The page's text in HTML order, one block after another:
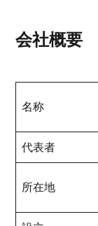
会社概要
名称
代表者
所在地